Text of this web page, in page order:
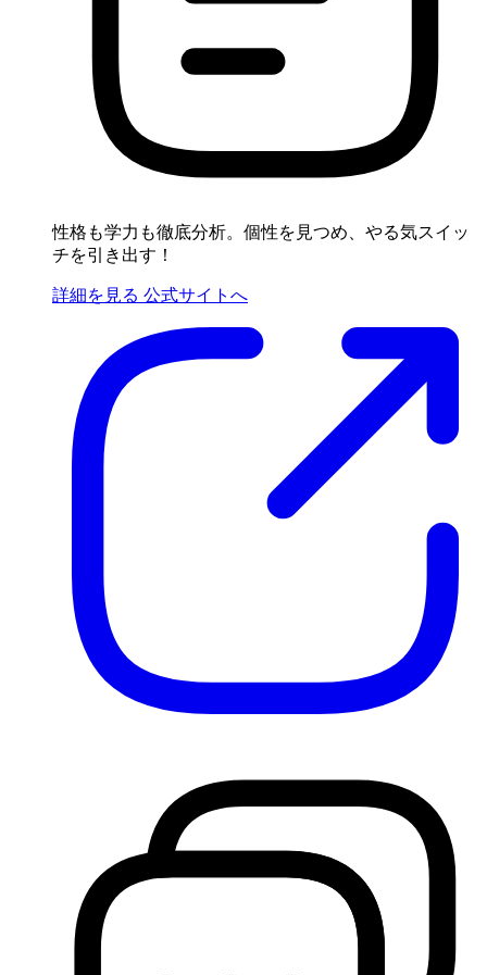
性格も学力も徹底分析。個性を見つめ、やる気スイッ
チを引き出す！
詳細を見る 公式サイトへ